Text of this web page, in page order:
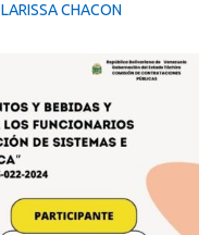
LARISSA CHACON